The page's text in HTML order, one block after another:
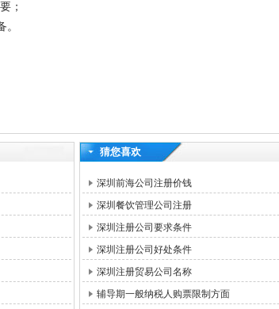
；
。
猜您喜欢
深圳前海公司注册价钱
深圳餐饮管理公司注册
深圳注册公司要求条件
深圳注册公司好处条件
深圳注册贸易公司名称
辅导期一般纳税人购票限制方面